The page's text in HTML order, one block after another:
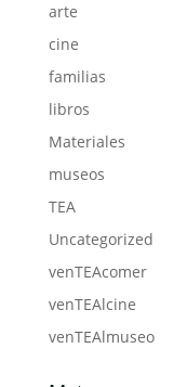
arte
cine
familias
libros
Materiales
museos
TEA
Uncategorized
venTEAcomer
venTEAlcine
venTEAlmuseo